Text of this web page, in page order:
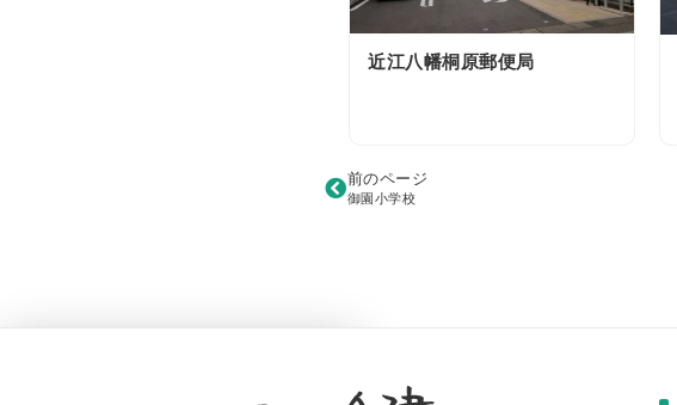
近江八幡桐原郵便局
前のページ
御園小学校